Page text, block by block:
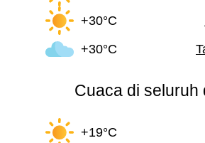
+30°C
+30°C
Cuaca di seluruh
+19°C